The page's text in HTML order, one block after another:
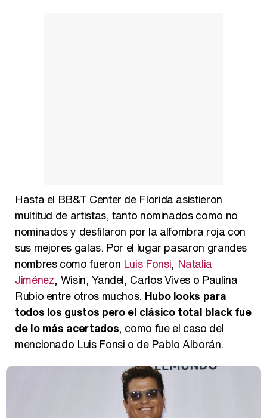
Hasta el BB&T Center de Florida asistieron
multitud de artistas, tanto nominados como no
nominados y desfilaron por la alfombra roja con
sus mejores galas. Por el lugar pasaron grandes
nombres como fueron Luis Fonsi, Natalia
Jiménez, Wisin, Yandel, Carlos Vives o Paulina
Rubio entre otros muchos. Hubo looks para
todos los gustos pero el clásico total black fue
de lo más acertados, como fue el caso del
mencionado Luis Fonsi o de Pablo Alborán.